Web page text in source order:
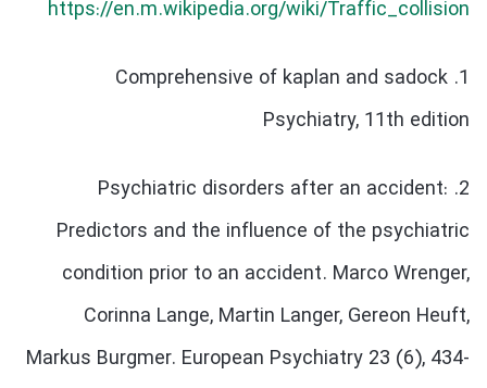
https://en.m.wikipedia.org/wiki/Traffic_collision
1. Comprehensive of kaplan and sadock
Psychiatry, 11th edition
2. Psychiatric disorders after an accident:
Predictors and the influence of the psychiatric
condition prior to an accident. Marco Wrenger,
Corinna Lange, Martin Langer, Gereon Heuft,
Markus Burgmer. European Psychiatry 23 (6), 434-